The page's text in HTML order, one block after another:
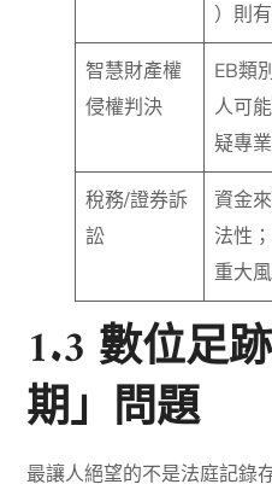
）則
智慧財產權
侵權判決
EB類
人可
疑專
稅務/證券訴
訟
資金
法性
重大
1.3 數位足
期」問題
最讓人絕望的不是法庭記錄